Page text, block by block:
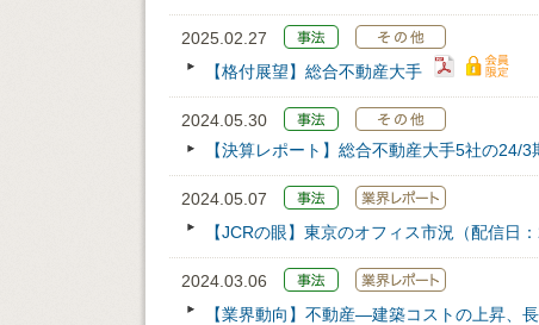
2025.02.27
【格付展望】総合不動産大手
2024.05.30
【決算レポート】総合不動産大手5社の24/3
2024.05.07
【JCRの眼】東京のオフィス市況（配信日
2024.03.06
【業界動向】不動産―建築コストの上昇、